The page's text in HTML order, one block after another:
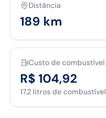
Distância
189 km
Custo de combustível
R$ 104,92
17.2 litros de combustível